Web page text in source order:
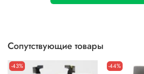
Сопутствующие товары
-43% -44%